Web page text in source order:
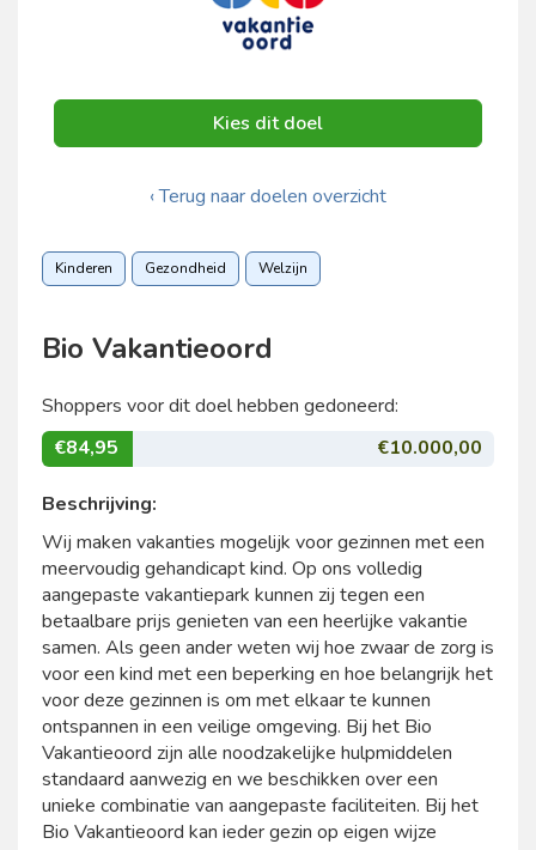
Kies dit doel
‹ Terug naar doelen overzicht
Kinderen Gezondheid Welzijn
Bio Vakantieoord
Shoppers voor dit doel hebben gedoneerd:
€84,95
€10.000,00
Beschrijving:
Wij maken vakanties mogelijk voor gezinnen met een
meervoudig gehandicapt kind. Op ons volledig
aangepaste vakantiepark kunnen zij tegen een
betaalbare prijs genieten van een heerlijke vakantie
samen. Als geen ander weten wij hoe zwaar de zorg is
voor een kind met een beperking en hoe belangrijk het
voor deze gezinnen is om met elkaar te kunnen
ontspannen in een veilige omgeving. Bij het Bio
Vakantieoord zijn alle noodzakelijke hulpmiddelen
standaard aanwezig en we beschikken over een
unieke combinatie van aangepaste faciliteiten. Bij het
Bio Vakantieoord kan ieder gezin op eigen wijze